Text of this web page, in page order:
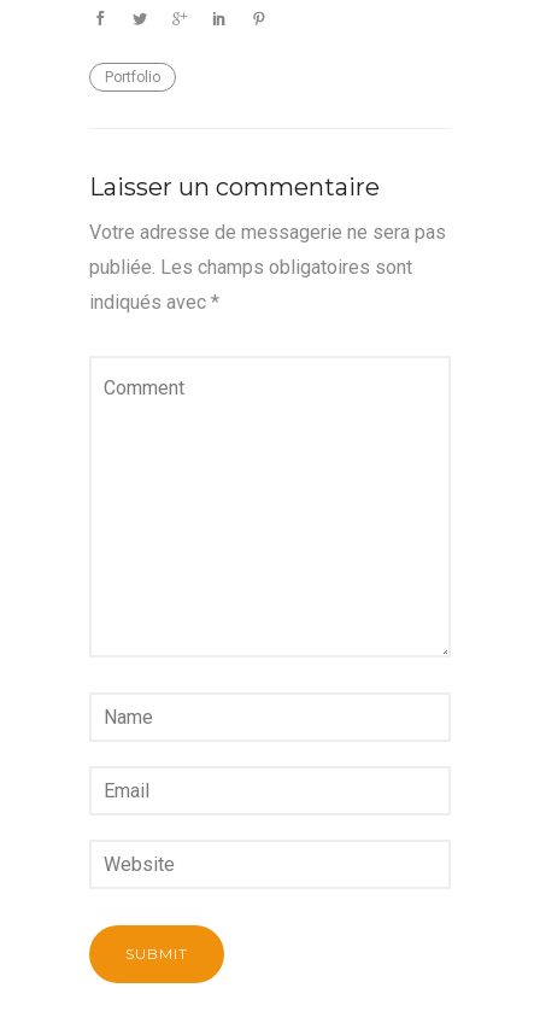
Portfolio
Laisser un commentaire
Votre adresse de messagerie ne sera pas
publiée. Les champs obligatoires sont
indiqués avec *